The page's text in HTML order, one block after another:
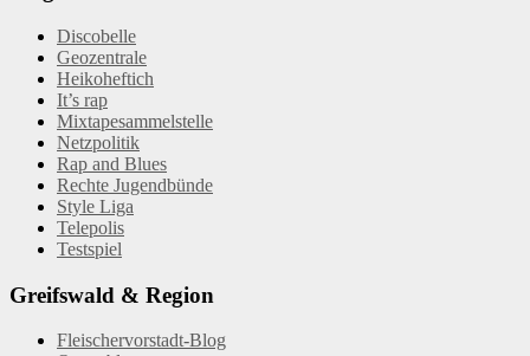
Discobelle
Geozentrale
Heikoheftich
It’s rap
Mixtapesammelstelle
Netzpolitik
Rap and Blues
Rechte Jugendbünde
Style Liga
Telepolis
Testspiel
Greifswald & Region
Fleischervorstadt-Blog